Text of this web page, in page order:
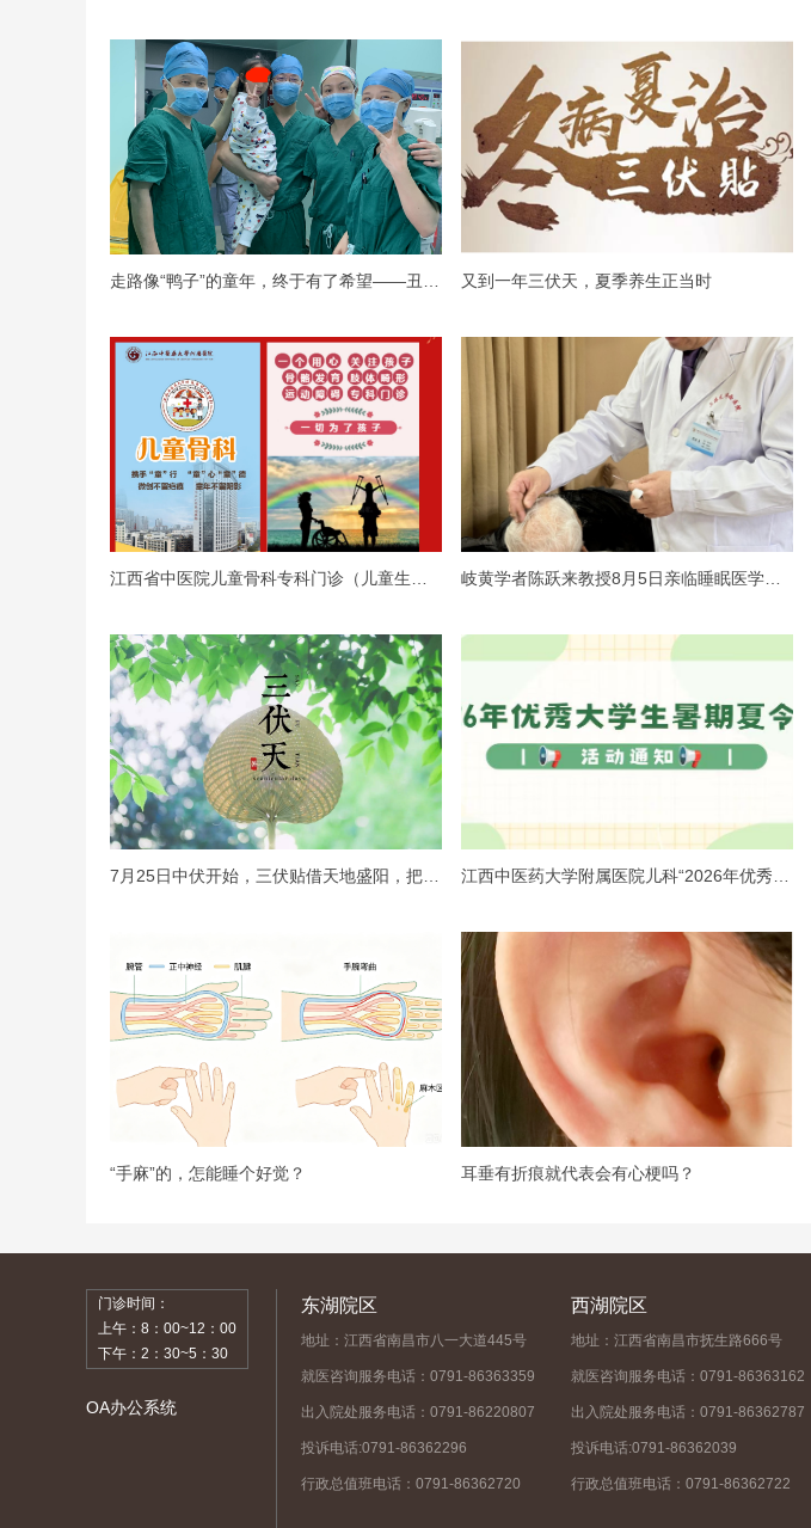
又到一年三伏天，夏季养生正当时
“手麻”的，怎能睡个好觉？ 耳垂有折痕就代表会有心梗吗？
门诊时间：
上午：8：00~12：00
下午：2：30~5：30
OA办公系统
东湖院区
地址：江西省南昌市八一大道445号
就医咨询服务电话：0791-86363359
出入院处服务电话：0791-86220807
投诉电话:0791-86362296
行政总值班电话：0791-86362720
西湖院区
地址：江西省南昌市抚生路666号
就医咨询服务电话：0791-86363162
出入院处服务电话：0791-86362787
投诉电话:0791-86362039
行政总值班电话：0791-86362722